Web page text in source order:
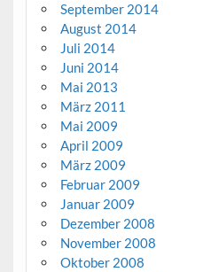
September 2014
August 2014
Juli 2014
Juni 2014
Mai 2013
März 2011
Mai 2009
April 2009
März 2009
Februar 2009
Januar 2009
Dezember 2008
November 2008
Oktober 2008